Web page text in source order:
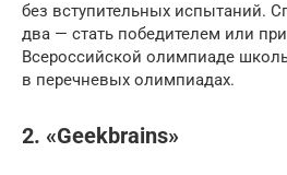
без вступительных испытаний.
два — стать победителем или
Всероссийской олимпиаде
в перечневых олимпиадах.
2. «Geekbrains»